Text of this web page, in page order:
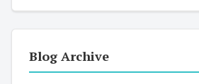
Blog Archive